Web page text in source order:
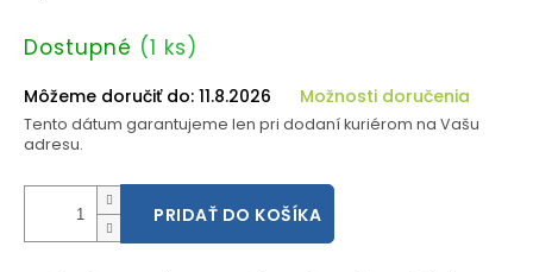
Jednotková
Dostupné (1 ks)
Môžeme doručiť do: 11.8.2026 Možnosti doručenia
Tento dátum garantujeme len pri dodaní kuriérom na Vašu
adresu.
PRIDAŤ DO KOŠÍKA